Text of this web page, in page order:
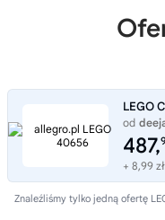
od
487,
+ 8,99
Znaleźliśmy tylko jedną ofertę